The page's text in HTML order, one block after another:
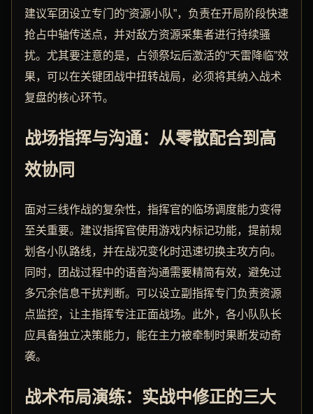
建议军团设立专门的“资源小队”，负责在开局阶段快速
抢占中轴传送点，并对敌方资源采集者进行持续骚
扰。尤其要注意的是，占领祭坛后激活的“天雷降临”效
果，可以在关键团战中扭转战局，必须将其纳入战术
复盘的核心环节。
战场指挥与沟通：从零散配合到高
效协同
面对三线作战的复杂性，指挥官的临场调度能力变得
至关重要。建议指挥官使用游戏内标记功能，提前规
划各小队路线，并在战况变化时迅速切换主攻方向。
同时，团战过程中的语音沟通需要精简有效，避免过
多冗余信息干扰判断。可以设立副指挥专门负责资源
点监控，让主指挥专注正面战场。此外，各小队队长
应具备独立决策能力，能在主力被牵制时果断发动奇
袭。
战术布局演练：实战中修正的三大